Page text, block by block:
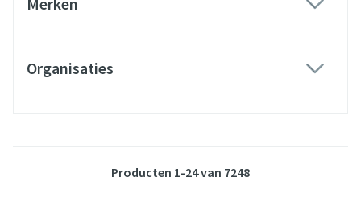
Organisaties
Producten 1-24van 7248